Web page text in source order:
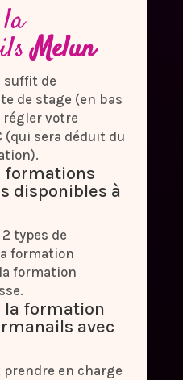
Melun
suffit de
de stage (en bas
régler votre
(qui sera déduit du
formations
disponibles à
types de
formation
formation
la formation
avec
prendre en charge